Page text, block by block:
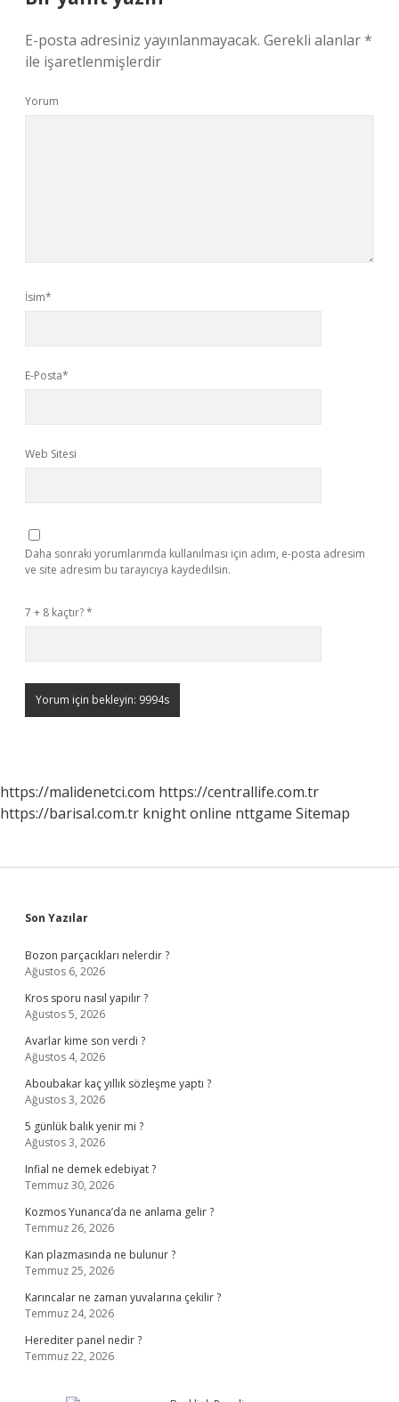
E-posta adresiniz yayınlanmayacak. Gerekli alanlar*
ile işaretlenmişlerdir
Yorum
İsim*
E-Posta*
Web Sitesi
Daha sonraki yorumlarımda kullanılması için adım, e-posta adresim
ve site adresim bu tarayıcıya kaydedilsin.
7 + 8 kaçtır?*
https://malidenetci.com https://centrallife.com.tr
https://barisal.com.tr knight online nttgame Sitemap
Sidebar
Son Yazılar
Bozon parçacıkları nelerdir ?
Ağustos 6, 2026
Kros sporu nasıl yapılır ?
Ağustos 5, 2026
Avarlar kime son verdi ?
Ağustos 4, 2026
Aboubakar kaç yıllık sözleşme yaptı ?
Ağustos 3, 2026
5 günlük balık yenir mi ?
Ağustos 3, 2026
Infial ne demek edebiyat ?
Temmuz 30, 2026
Kozmos Yunanca’da ne anlama gelir ?
Temmuz 26, 2026
Kan plazmasında ne bulunur ?
Temmuz 25, 2026
Karıncalar ne zaman yuvalarına çekilir ?
Temmuz 24, 2026
Herediter panel nedir ?
Temmuz 22, 2026